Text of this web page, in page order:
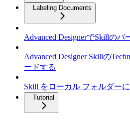
Labeling Documents
Advanced DesignerでSkillの
Advanced Designer Skillの
ードする
Skill をローカル フォルダー
Tutorial